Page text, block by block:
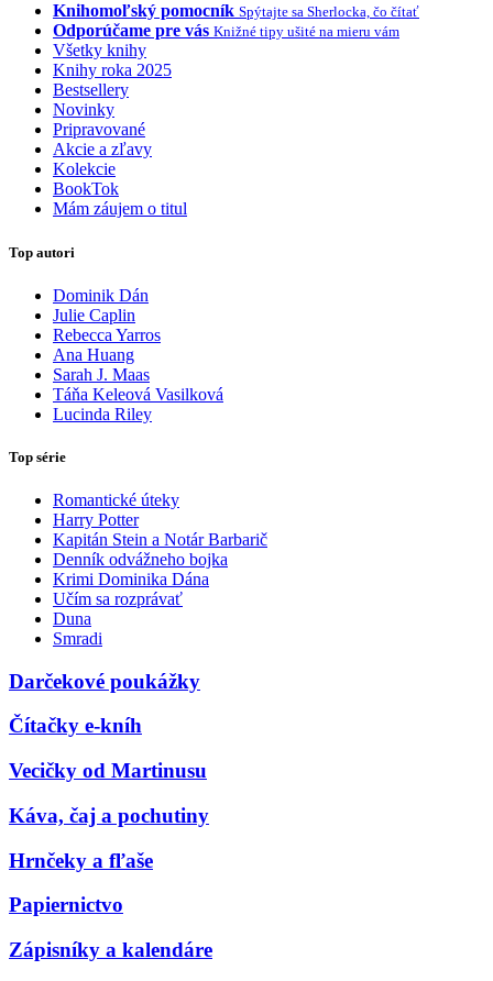
Knihomoľský pomocník Spýtajte sa Sherlocka, čo čítať
Odporúčame pre vás Knižné tipy ušité na mieru vám
Všetky knihy
Knihy roka 2025
Bestsellery
Novinky
Pripravované
Akcie a zľavy
Kolekcie
BookTok
Mám záujem o titul
Top autori
Dominik Dán
Julie Caplin
Rebecca Yarros
Ana Huang
Sarah J. Maas
Táňa Keleová Vasilková
Lucinda Riley
Top série
Romantické úteky
Harry Potter
Kapitán Stein a Notár Barbarič
Denník odvážneho bojka
Krimi Dominika Dána
Učím sa rozprávať
Duna
Smradi
Darčekové poukážky
Čítačky e-kníh
Vecičky od Martinusu
Káva, čaj a pochutiny
Hrnčeky a fľaše
Papiernictvo
Zápisníky a kalendáre